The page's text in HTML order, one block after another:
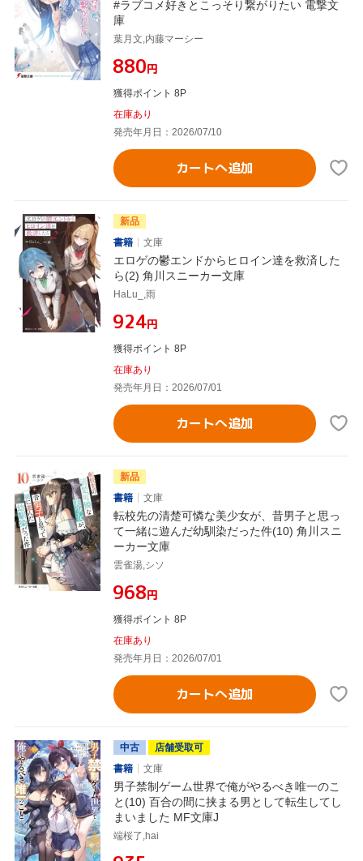
#ラブコメ好きとこっそり繋がりたい 電撃文
庫
葉月文,内藤マーシー
¥880円
獲得ポイント 8P
在庫あり
発売年月日：2026/07/10
カートへ追加
新品
書籍
文庫
エロゲの鬱エンドからヒロイン達を救済した
ら(2) 角川スニーカー文庫
HaLu_,雨
¥924円
獲得ポイント 8P
在庫あり
発売年月日：2026/07/01
カートへ追加
新品
書籍
文庫
転校先の清楚可憐な美少女が、昔男子と思っ
て一緒に遊んだ幼馴染だった件(10) 角川スニ
ーカー文庫
雲雀湯,シソ
¥968円
獲得ポイント 8P
在庫あり
発売年月日：2026/07/01
カートへ追加
中古
店舗受取可
書籍
文庫
男子禁制ゲーム世界で俺がやるべき唯一のこ
と(10) 百合の間に挟まる男として転生してし
まいました MF文庫J
端桜了,hai